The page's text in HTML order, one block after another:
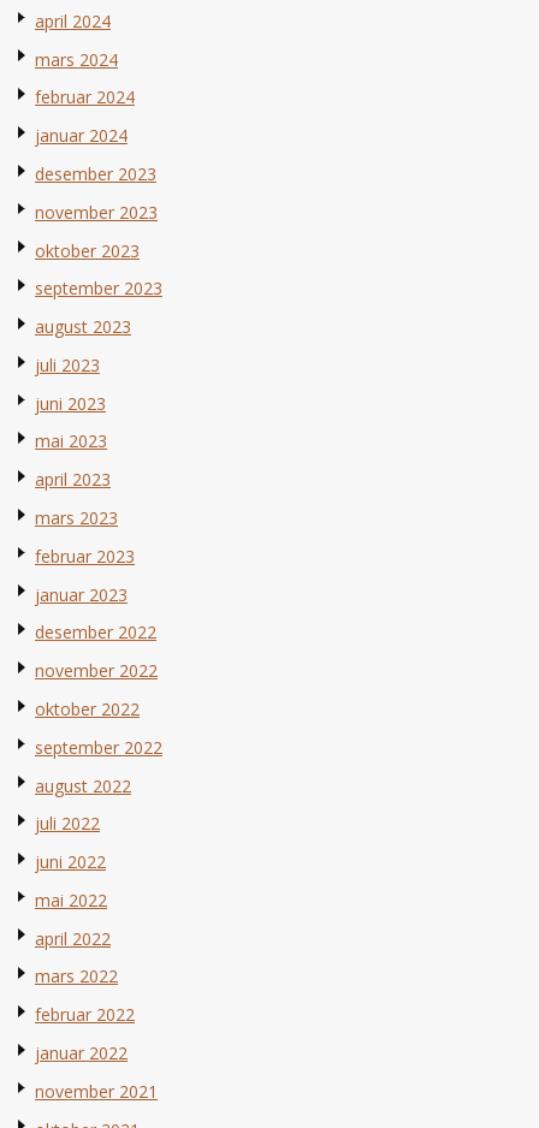
april 2024
mars 2024
februar 2024
januar 2024
desember 2023
november 2023
oktober 2023
september 2023
august 2023
juli 2023
juni 2023
mai 2023
april 2023
mars 2023
februar 2023
januar 2023
desember 2022
november 2022
oktober 2022
september 2022
august 2022
juli 2022
juni 2022
mai 2022
april 2022
mars 2022
februar 2022
januar 2022
november 2021